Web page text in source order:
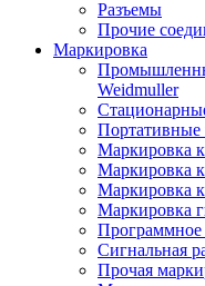
Разъемы
Прочие
Маркировка
Weidmuller
Маркировка
Маркировка
Маркировка
Маркировка
Программное
Сигнальная
Прочая